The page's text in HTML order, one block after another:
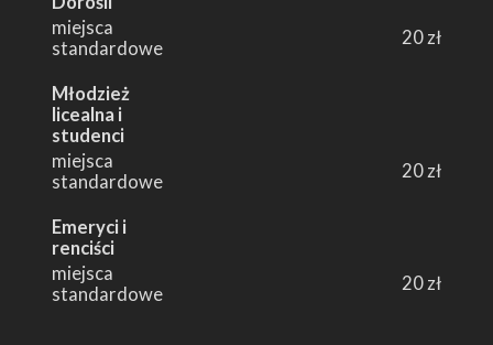
miejsca
standardowe
20 zł
Młodzież
licealna i
studenci
miejsca
standardowe
20 zł
Emeryci i
renciści
miejsca
standardowe
20 zł